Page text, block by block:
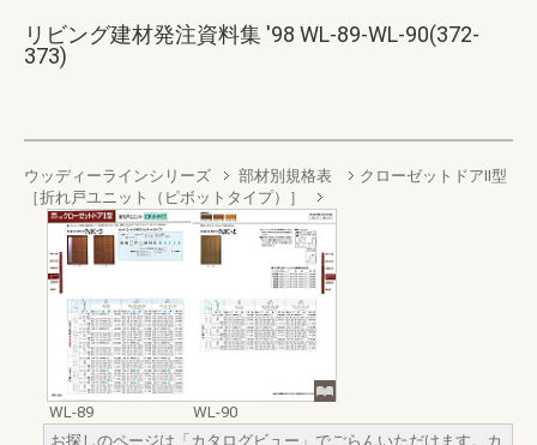
リビング建材発注資料集 '98 WL-89-WL-90(372-
373)
ウッディーラインシリーズ 部材別規格表
クローゼットドアII型
［折れ戸ユニット（ピボットタイプ）］
WL-89
WL-90
お探しのページは「カタログビュー」でごらんいただけます。カ